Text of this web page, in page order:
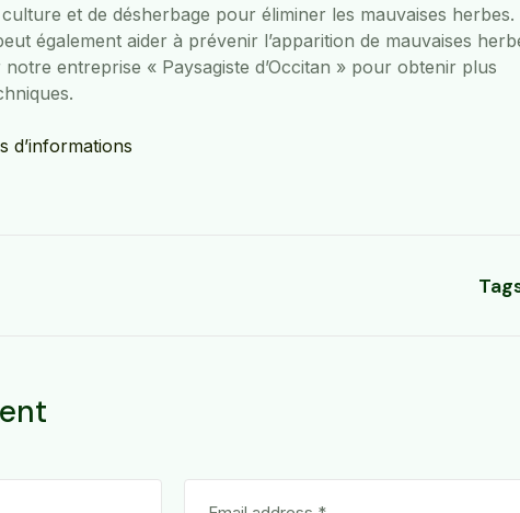
et de désherbage pour éliminer les mauvaises herbes.
également aider à prévenir l’apparition de mauvaises
entreprise « Paysagiste d’Occitan » pour obtenir plus
d’informations